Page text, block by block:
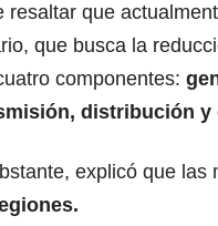
resaltar que
que busca la
componentes:
distribución y
explicó que las